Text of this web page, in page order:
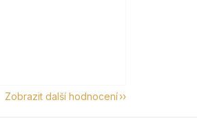
Zobrazit další hodnocení